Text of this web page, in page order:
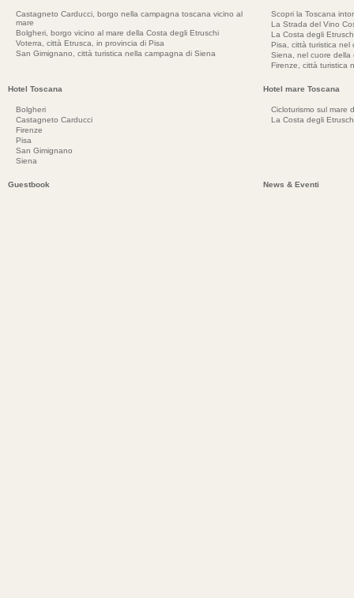
Castagneto Carducci, borgo nella campagna toscana vicino al
mare
Bolgheri, borgo vicino al mare della Costa degli Etruschi
Voterra, città Etrusca, in provincia di Pisa
San Gimignano, città turistica nella campagna di Siena
Scopri la Toscana
La Strada del Vino
La Costa degli
Pisa, città turistica nel
Siena, nel cuore della
Firenze, città turistica
Hotel Toscana
Bolgheri
Castagneto Carducci
Firenze
Pisa
San Gimignano
Siena
Hotel mare Toscana
Cicloturismo sul mare
La Costa degli
Guestbook News & Eventi